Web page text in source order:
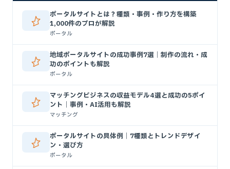
ポータルサイトとは？種類・事例・作り方を構築
1,000件のプロが解説
ポータル
地域ポータルサイトの成功事例7選｜制作の流れ・成
功のポイントも解説
ポータル
マッチングビジネスの収益モデル4選と成功の5ポイ
ント｜事例・AI活用も解説
マッチング
ポータルサイトの具体例｜7種類とトレンドデザイ
ン・選び方
ポータル